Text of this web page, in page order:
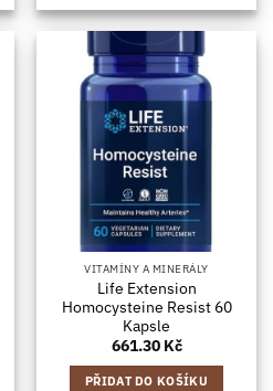
VITAMÍNY A MINERÁLY
Life Extension
Homocysteine Resist 60
Kapsle
661.30 Kč
PŘIDAT DO KOŠÍKU